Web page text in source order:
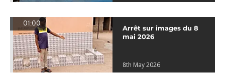
01:00
Arrêt sur images du 8
mai 2026
8th May 2026